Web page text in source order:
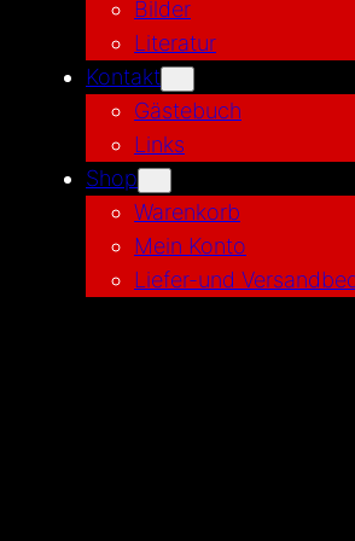
Bilder
Literatur
Kontakt
Gästebuch
Links
Shop
Warenkorb
Mein Konto
Liefer-und